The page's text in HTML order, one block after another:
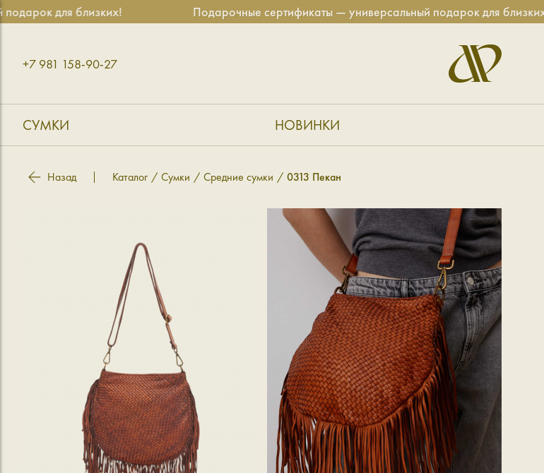
для близких! Подарочные сертификаты — универсальный подарок для близких!
+7 981 158-90-27
СУМКИ НОВИНКИ
Назад Каталог Сумки Средние сумки 0313 Пекан